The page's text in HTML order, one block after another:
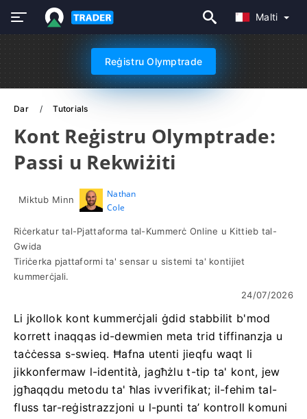
Malti
Reġistru Olymptrade
Dar Tutorials
Kont Reġistru Olymptrade:
Passi u Rekwiżiti
Miktub Minn
Nathan
Cole
Riċerkatur tal-Pjattaforma tal-Kummerċ Online u Kittieb tal-
Gwida
Tiriċerka pjattaformi ta' sensar u sistemi ta' kontijiet
kummerċjali.
24/07/2026
Li jkollok kont kummerċjali ġdid stabbilit b'mod
korrett inaqqas id-dewmien meta trid tiffinanzja u
taċċessa s-swieq. Ħafna utenti jieqfu waqt li
jikkonfermaw l-identità, jagħżlu t-tip ta' kont, jew
jgħaqqdu metodu ta' ħlas ivverifikat; il-fehim tal-
fluss tar-reġistrazzjoni u l-punti ta’ kontroll komuni